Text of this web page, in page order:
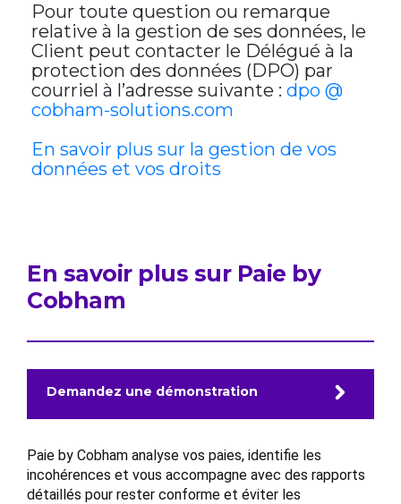
Pour toute question ou remarque
relative à la gestion de ses données, le
Client peut contacter le Délégué à la
protection des données (DPO) par
courriel à l’adresse suivante : dpo @
cobham-solutions.com
En savoir plus sur la gestion de vos
données et vos droits
En savoir plus sur Paie by
Cobham
Demandez une démonstration
Paie by Cobham analyse vos paies, identifie les
incohérences et vous accompagne avec des rapports
détaillés pour rester conforme et éviter les